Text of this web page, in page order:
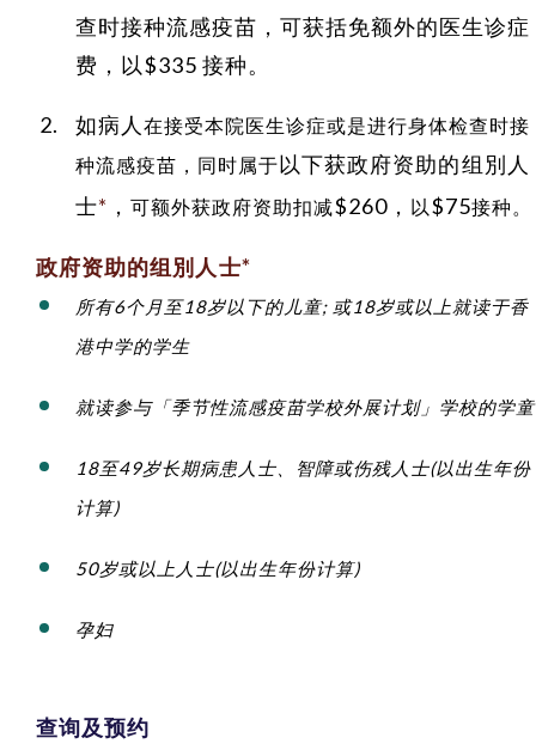
查时接种流感疫苗，可获括免额外的医生诊症
费，以$335 接种。
如病人 在接受本院医生诊症或是进行身体检查时接
种流感疫苗，同时属于以下获政府资助的组別人
士* ，可额外获政府资助扣减$260 ， 以 $75接种。
政府资助的组別人士*
所有6个月至18岁以下的儿童; 或18岁或以上就读于香
港中学的学生
就读参与「季节性流感疫苗学校外展计划」学校的学童
18至49岁长期病患人士、智障或伤残人士(以出生年份
计算)
50岁或以上人士(以出生年份计算)
孕妇
查询及预约